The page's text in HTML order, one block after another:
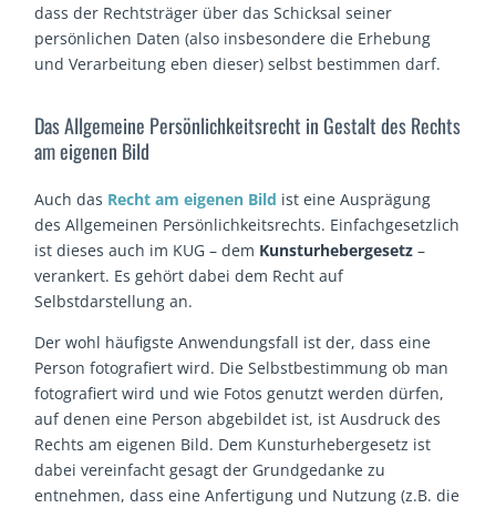
dass der Rechtsträger über das Schicksal seiner
persönlichen Daten (also insbesondere die Erhebung
und Verarbeitung eben dieser) selbst bestimmen darf.
Das Allgemeine Persönlichkeitsrecht in Gestalt des Rechts
am eigenen Bild
Auch das Recht am eigenen Bild ist eine Ausprägung
des Allgemeinen Persönlichkeitsrechts. Einfachgesetzlich
ist dieses auch im KUG – dem Kunsturhebergesetz –
verankert. Es gehört dabei dem Recht auf
Selbstdarstellung an.
Der wohl häufigste Anwendungsfall ist der, dass eine
Person fotografiert wird. Die Selbstbestimmung ob man
fotografiert wird und wie Fotos genutzt werden dürfen,
auf denen eine Person abgebildet ist, ist Ausdruck des
Rechts am eigenen Bild. Dem Kunsturhebergesetz ist
dabei vereinfacht gesagt der Grundgedanke zu
entnehmen, dass eine Anfertigung und Nutzung (z.B. die